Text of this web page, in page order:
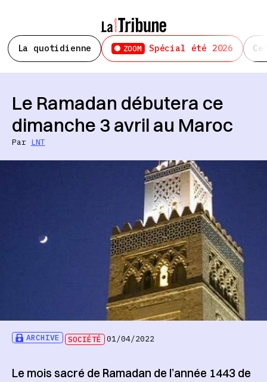
La quotidienne ZOOM Spécial été 2026
ARCHIVE SOCIÉTÉ 01/04/2022
Le Ramadan débutera ce
dimanche 3 avril au Maroc
Par LNT
Le mois sacré de Ramadan de l’année 1443 de